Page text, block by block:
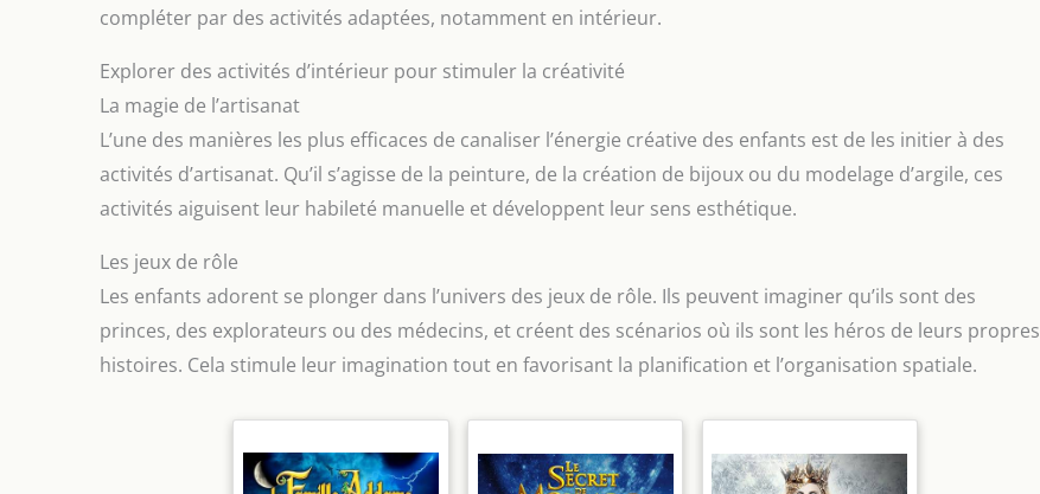
compléter par des activités adaptées, notamment en intérieur.
Explorer des activités d’intérieur pour stimuler la créativité
La magie de l’artisanat
L’une des manières les plus efficaces de canaliser l’énergie créative des enfants est de les initier à des
activités d’artisanat. Qu’il s’agisse de la peinture, de la création de bijoux ou du modelage d’argile, ces
activités aiguisent leur habileté manuelle et développent leur sens esthétique.
Les jeux de rôle
Les enfants adorent se plonger dans l’univers des jeux de rôle. Ils peuvent imaginer qu’ils sont des
princes, des explorateurs ou des médecins, et créent des scénarios où ils sont les héros de leurs propres
histoires. Cela stimule leur imagination tout en favorisant la planification et l’organisation spatiale.